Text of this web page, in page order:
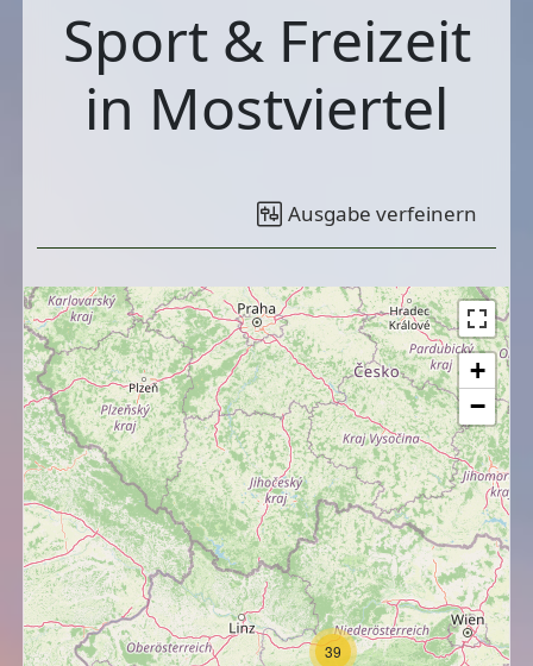
Sport & Freizeit
in Mostviertel
Ausgabe verfeinern
39
+
−